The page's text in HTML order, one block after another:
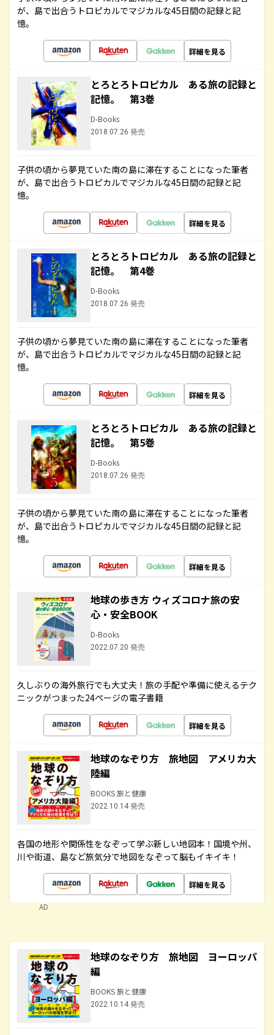
が、島で出合うトロピカルでマジカルな45日間の記録と記
憶。
詳細を見る
とろとろトロピカル ある旅の記録と
記憶。 第3巻
D-Books
2018.07.26 発売
子供の頃から夢見ていた南の島に滞在することになった筆者
が、島で出合うトロピカルでマジカルな45日間の記録と記
憶。
詳細を見る
とろとろトロピカル ある旅の記録と
記憶。 第4巻
D-Books
2018.07.26 発売
子供の頃から夢見ていた南の島に滞在することになった筆者
が、島で出合うトロピカルでマジカルな45日間の記録と記
憶。
詳細を見る
とろとろトロピカル ある旅の記録と
記憶。 第5巻
D-Books
2018.07.26 発売
子供の頃から夢見ていた南の島に滞在することになった筆者
が、島で出合うトロピカルでマジカルな45日間の記録と記
憶。
詳細を見る
地球の歩き方 ウィズコロナ旅の安
心・安全BOOK
D-Books
2022.07.20 発売
久しぶりの海外旅行でも大丈夫！旅の手配や準備に使えるテク
ニックがつまった24ページの電子書籍
詳細を見る
地球のなぞり方 旅地図 アメリカ大
陸編
BOOKS 旅と健康
2022.10.14 発売
各国の地形や関係性をなぞって学ぶ新しい地図本！国境や州、
川や街道、島など旅気分で地図をなぞって脳もイキイキ！
詳細を見る
AD
地球のなぞり方 旅地図 ヨーロッパ
編
BOOKS 旅と健康
2022.10.14 発売